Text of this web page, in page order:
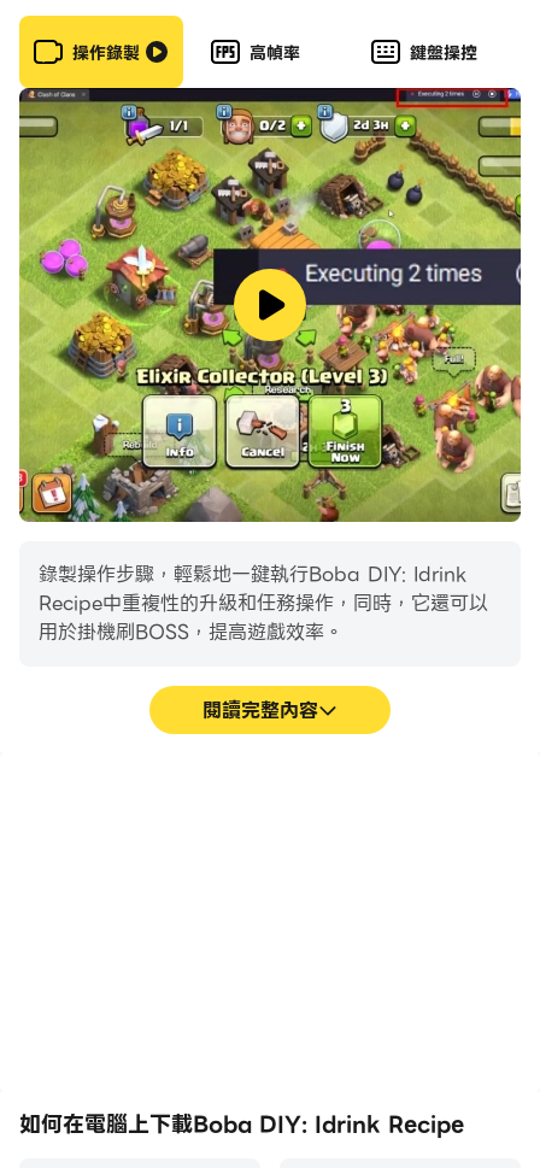
操作錄製 高幀率 鍵盤操控
錄製操作步驟，輕鬆地一鍵執行Boba DIY: Idrink
Recipe中重複性的升級和任務操作，同時，它還可以
用於掛機刷BOSS，提高遊戲效率。
閱讀完整內容
如何在電腦上下載Boba DIY: Idrink Recipe